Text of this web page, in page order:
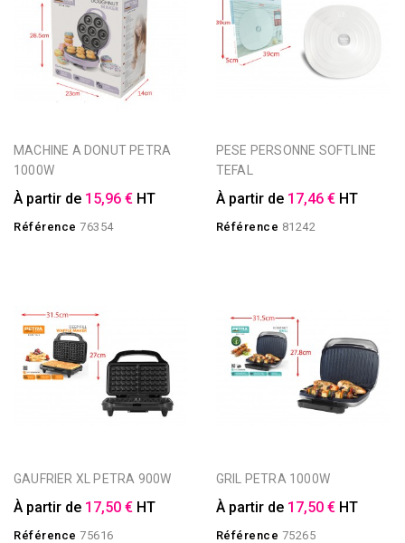
MACHINE A DONUT PETRA
1000W
À partir de 15,96 € HT
Référence 76354
PESE PERSONNE SOFTLINE
TEFAL
À partir de 17,46 € HT
Référence 81242
GAUFRIER XL PETRA 900W
À partir de 17,50 € HT
Référence 75616
GRIL PETRA 1000W
À partir de 17,50 € HT
Référence 75265